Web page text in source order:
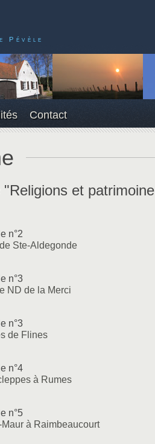
Pévèle
Contact
et patrimoine
n°2
Ste-Aldegonde
n°3
ND de la Merci
n°3
de Flines
n°4
à Rumes
n°5
Maur à Raimbeaucourt